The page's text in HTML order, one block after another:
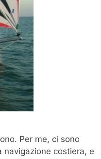
Per me, ci sono
navigazione costiera, e